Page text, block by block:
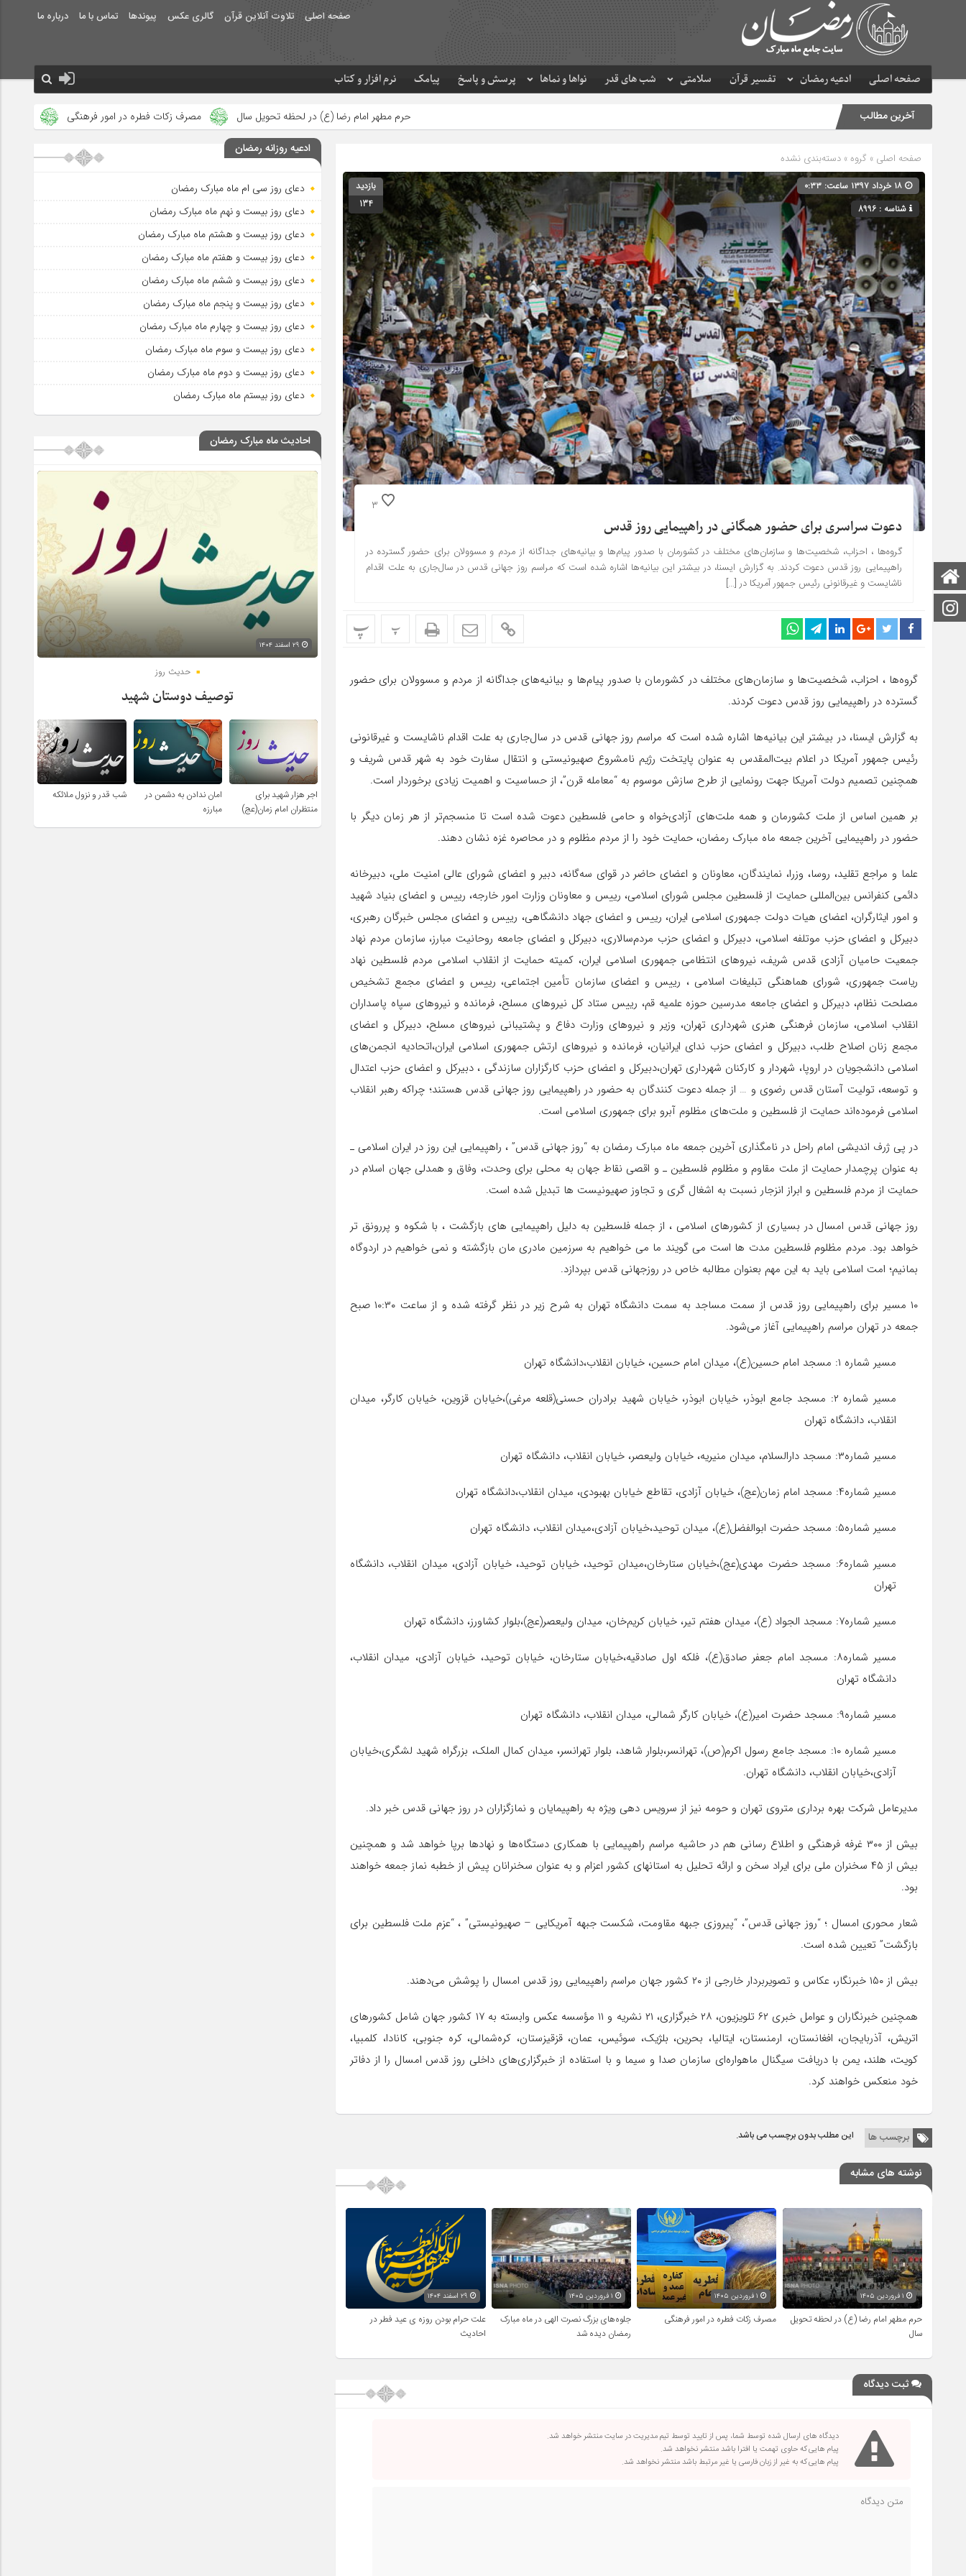
صفحه اصلی تلاوت آنلاین قرآن گالری عکس پیوندها تماس با ما درباره ما
صفحه اصلی ادعیه رمضان تفسیر قرآن سلامتی شب های قدر نواها و نماها پرسش و پاسخ پیامک نرم افزار و کتاب
صفحه اصلی
آخرین مطالب حرم مطهر امام رضا (ع) در لحظه تحویل سال مصرف زکات فطره در امور فرهنگی جلوه‌های بزرگ نصرت الهی در ماه
صفحه اصلی » گروه » دسته‌بندی نشده
شناسه : 8996
بازدید
134
3
دعوت سراسری برای حضور همگانی در راهپیمایی روز قدس
گروه‌ها ، احزاب، شخصیت‌ها و سازمان‌های مختلف در کشورمان با صدور پیام‌ها و بیانیه‌های جداگانه از مردم و مسوولان برای حضور گسترده در
راهپیمایی روز قدس دعوت کردند. به گزارش ایسنا، در بیشتر این بیانیه‌ها اشاره شده است که مراسم روز جهانی قدس در سال‌جاری به علت اقدام
ناشایست و غیرقانونی رئیس جمهور آمریکا در […]
پ پ
گروه‌ها ، احزاب، شخصیت‌ها و سازمان‌های مختلف در کشورمان با صدور پیام‌ها و بیانیه‌های جداگانه از مردم و مسوولان برای حضور
گسترده در راهپیمایی روز قدس دعوت کردند.
به گزارش ایسنا، در بیشتر این بیانیه‌ها اشاره شده است که مراسم روز جهانی قدس در سال‌جاری به علت اقدام ناشایست و غیرقانونی
رئیس جمهور آمریکا در اعلام بیت‌المقدس به عنوان پایتخت رژیم نامشروع صهیونیستی و انتقال سفارت خود به شهر قدس شریف و
همچنین تصمیم دولت آمریکا جهت رونمایی از طرح سازش موسوم به “معامله قرن”، از حساسیت و اهمیت زیادی برخوردار است.
بر همین اساس از ملت کشورمان و همه ملت‌های آزادی‌خواه و حامی فلسطین دعوت شده است تا منسجم‌تر از هر زمان دیگر با
حضور در راهپیمایی آخرین جمعه ماه مبارک رمضان، حمایت خود را از مردم مظلوم و در محاصره غزه نشان دهند.
علما و مراجع تقلید، روسا، وزرا، نمایندگان، معاونان و اعضای حاضر در قوای سه‌گانه، دبیر و اعضای شورای عالی امنیت ملی، دبیرخانه
دائمی کنفرانس بین‌المللی حمایت از فلسطین مجلس شورای اسلامی، رییس و معاونان وزارت امور خارجه، رییس و اعضای بنیاد شهید
و امور ایثارگران، اعضای هیات دولت جمهوری اسلامی ایران، رییس و اعضای جهاد دانشگاهی، رییس و اعضای مجلس خبرگان رهبری،
دبیرکل و اعضای حزب موتلفه اسلامی، دبیرکل و اعضای حزب مردم‌سالاری، دبیرکل و اعضای جامعه روحانیت مبارز، سازمان مردم نهاد
جمعیت حامیان آزادی قدس شریف، نیروهای انتظامی جمهوری اسلامی ایران، کمیته حمایت از انقلاب اسلامی مردم فلسطین نهاد
ریاست جمهوری، شورای هماهنگی تبلیغات اسلامی ، رییس و اعضای سازمان تأمین اجتماعی، رییس و اعضای مجمع تشخیص
مصلحت نظام، دبیرکل و اعضای جامعه مدرسین حوزه علمیه قم، رییس ستاد کل نیروهای مسلح، فرمانده و نیروهای سپاه پاسداران
انقلاب اسلامی، سازمان فرهنگی هنری شهرداری تهران، وزیر و نیروهای وزارت دفاع و پشتیبانی نیروهای مسلح، دبیرکل و اعضای
مجمع زنان اصلاح طلب، دبیرکل و اعضای حزب ندای ایرانیان، فرمانده و نیروهای ارتش جمهوری اسلامی ایران،اتحادیه انجمن‌های
اسلامی دانشجویان در اروپا، شهردار و کارکنان شهرداری تهران،دبیرکل و اعضای حزب کارگزاران سازندگی ، دبیرکل و اعضای حزب اعتدال
و توسعه، تولیت آستان قدس رضوی و … از جمله دعوت کنندگان به حضور در راهپیمایی روز جهانی قدس هستند؛ چراکه رهبر انقلاب
اسلامی فرموده‌اند حمایت از فلسطین و ملت‌های مظلوم آبرو برای جمهوری اسلامی است.
در پی ژرف اندیشی امام راحل در نامگذاری آخرین جمعه ماه مبارک رمضان به “روز جهانی قدس” ، راهپیمایی این روز در ایران اسلامی ـ
به عنوان پرچمدار حمایت از ملت مقاوم و مظلوم فلسطین ـ و اقصی نقاط جهان به محلی برای وحدت، وفاق و همدلی جهان اسلام در
حمایت از مردم فلسطین و ابراز انزجار نسبت به اشغال گری و تجاوز صهیونیست ها تبدیل شده است.
روز جهانی قدس امسال در بسیاری از کشورهای اسلامی ، از جمله فلسطین به دلیل راهپیمایی های بازگشت ، با شکوه و پررونق تر
خواهد بود. مردم مظلوم فلسطین مدت ها است می گویند ما می خواهیم به سرزمین مادری مان بازگشته و نمی خواهیم در اردوگاه
بمانیم؛ امت اسلامی باید به این مهم بعنوان مطالبه خاص در روزجهانی قدس بپردازد.
۱۰ مسیر برای راهپیمایی روز قدس از سمت مساجد به سمت دانشگاه تهران به شرح زیر در نظر گرفته شده و از ساعت ۱۰:۳۰ صبح
جمعه در تهران مراسم راهپیمایی آغاز می‌شود.
مسیر شماره ۱: مسجد امام حسین(ع)، میدان امام حسین، خیابان انقلاب،‌دانشگاه تهران
مسیر شماره ۲: مسجد جامع ابوذر، خیابان ابوذر، خیابان شهید برادران حسنی(قلعه مرغی)،‌خیابان قزوین، خیابان کارگر،‌ میدان
انقلاب، دانشگاه تهران
مسیر شماره۳: مسجد دارالسلام،‌ میدان منیریه، خیابان ولیعصر، خیابان انقلاب، دانشگاه تهران
مسیر شماره۴: مسجد امام زمان(عج)، خیابان آزادی، تقاطع خیابان بهبودی، میدان انقلاب،‌دانشگاه تهران
مسیر شماره۵: مسجد حضرت ابوالفضل(ع)، میدان توحید،‌خیابان آزادی،‌میدان انقلاب، دانشگاه تهران
مسیر شماره۶: مسجد حضرت مهدی(عج)،‌خیابان ستارخان،‌میدان توحید،‌ خیابان توحید،‌ خیابان آزادی، میدان انقلاب،‌ دانشگاه
تهران
مسیر شماره۷: مسجد الجواد (ع)، میدان هفتم تیر، خیابان کریم‌خان، میدان ولیعصر(عج)،‌بلوار کشاورز، دانشگاه تهران
مسیر شماره۸: مسجد امام جعفر صادق(ع)، فلکه اول صادقیه،‌خیابان ستارخان، خیابان توحید، خیابان آزادی، میدان انقلاب،‌
دانشگاه تهران
مسیر شماره۹: مسجد حضرت امیر(ع)، خیابان کارگر شمالی، میدان انقلاب، دانشگاه تهران
مسیر شماره ۱۰: مسجد جامع رسول اکرم(ص)، تهرانسر،‌بلوار شاهد، بلوار تهرانسر، میدان کمال الملک، بزرگراه شهید لشگری،‌خیابان
آزادی،‌خیابان انقلاب، دانشگاه تهران.
مدیرعامل شرکت بهره برداری متروی تهران و حومه نیز از سرویس دهی ویژه به راهپیمایان و نمازگزاران در روز جهانی قدس خبر داد.
بیش از ۳۰۰ غرفه فرهنگی و اطلاع رسانی هم در حاشیه مراسم راهپیمایی با همکاری دستگاه‌ها و نهادها برپا خواهد شد و همچنین
بیش از ۴۵ سخنران ملی برای ایراد سخن و ارائه تحلیل به استانهای کشور اعزام و به عنوان سخنرانان پیش از خطبه نماز جمعه خواهند
بود.
شعار محوری امسال ؛ “روز جهانی قدس”، “پیروزی جبهه مقاومت، شکست جبهه آمریکایی – صهیونیستی” ، “عزم ملت فلسطین برای
بازگشت” تعیین شده است.
بیش از ۱۵۰ خبرنگار، عکاس و تصویربردار خارجی از ۲۰ کشور جهان مراسم راهپیمایی روز قدس امسال را پوشش می‌دهند.
همچنین خبرنگاران و عوامل خبری ۶۲ تلویزیون، ۲۸ خبرگزاری، ۲۱ نشریه و ۱۱ مؤسسه عکس وابسته به ۱۷ کشور جهان شامل کشورهای
اتریش، آذربایجان، افغانستان، ارمنستان، ایتالیا، بحرین، بلژیک، سوئیس، ‌عمان، قزقیزستان، کره‌شمالی، کره جنوبی، کانادا، کلمبیا،
کویت، هلند، یمن با دریافت سیگنال ماهواره‌ای سازمان صدا و سیما و با استفاده از خبرگزاری‌های داخلی روز قدس امسال را از دفاتر
خود منعکس خواهند کرد.
برچسب ها این مطلب بدون برچسب می باشد.
نوشته های مشابه
حرم مطهر امام رضا (ع) در لحظه تحویل
سال
۱ فروردین ۱۴۰۵
مصرف زکات فطره در امور فرهنگی
جلوه‌های بزرگ نصرت الهی در ماه مبارک
رمضان دیده شد
علت حرام بودن روزه ی عید فطر در
احادیث
ثبت دیدگاه
دیدگاه های ارسال شده توسط شما، پس از تایید توسط تیم مدیریت در سایت منتشر خواهد شد.
پیام هایی که حاوی تهمت یا افترا باشد منتشر نخواهد شد.
پیام هایی که به غیر از زبان فارسی یا غیر مرتبط باشد منتشر نخواهد شد.
ادعیه روزانه رمضان
دعای روز سی ام ماه مبارک رمضان
دعای روز بیست و نهم ماه مبارک رمضان
دعای روز بیست و هشتم ماه مبارک رمضان
دعای روز بیست و هفتم ماه مبارک رمضان
دعای روز بیست و ششم ماه مبارک رمضان
دعای روز بیست و پنجم ماه مبارک رمضان
دعای روز بیست و چهارم ماه مبارک رمضان
دعای روز بیست و سوم ماه مبارک رمضان
دعای روز بیست و دوم ماه مبارک رمضان
دعای روز بیستم ماه مبارک رمضان
احادیث ماه مبارک رمضان
حدیث روز
توصیف دوستان شهید
اجر هزار شهید برای
منتظران امام زمان(عج)
امان ندادن به دشمن در
مبارزه
شب قدر و نزول ملائکه